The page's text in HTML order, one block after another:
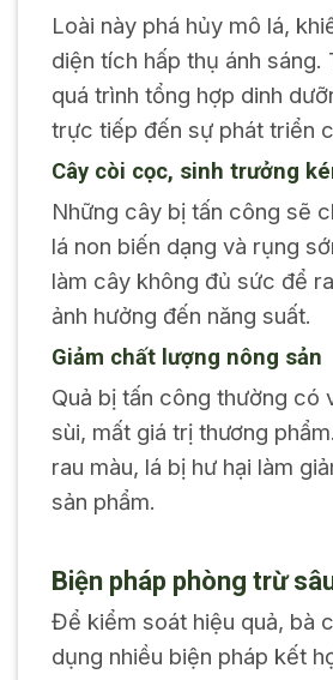
Loài này phá hủy mô lá,
diện tích hấp thụ ánh sáng.
quá trình tổng hợp dinh
trực tiếp đến sự phát triển
Cây còi cọc, sinh trưởng
Những cây bị tấn công sẽ
lá non biến dạng và rụng
làm cây không đủ sức để
ảnh hưởng đến năng suất.
Giảm chất lượng nông sản
Quả bị tấn công thường có
sùi, mất giá trị thương
rau màu, lá bị hư hại làm
sản phẩm.
Biện pháp phòng trừ
Để kiểm soát hiệu quả, bà
dụng nhiều biện pháp kết